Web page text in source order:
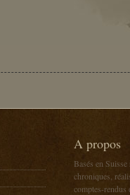
A propos
Basés en
chroniques,
comptes-rendus